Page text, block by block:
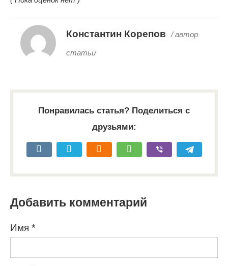
Константин Корепов / автор
статьи
Понравилась статья? Поделиться с
друзьями:
Добавить комментарий
Имя *